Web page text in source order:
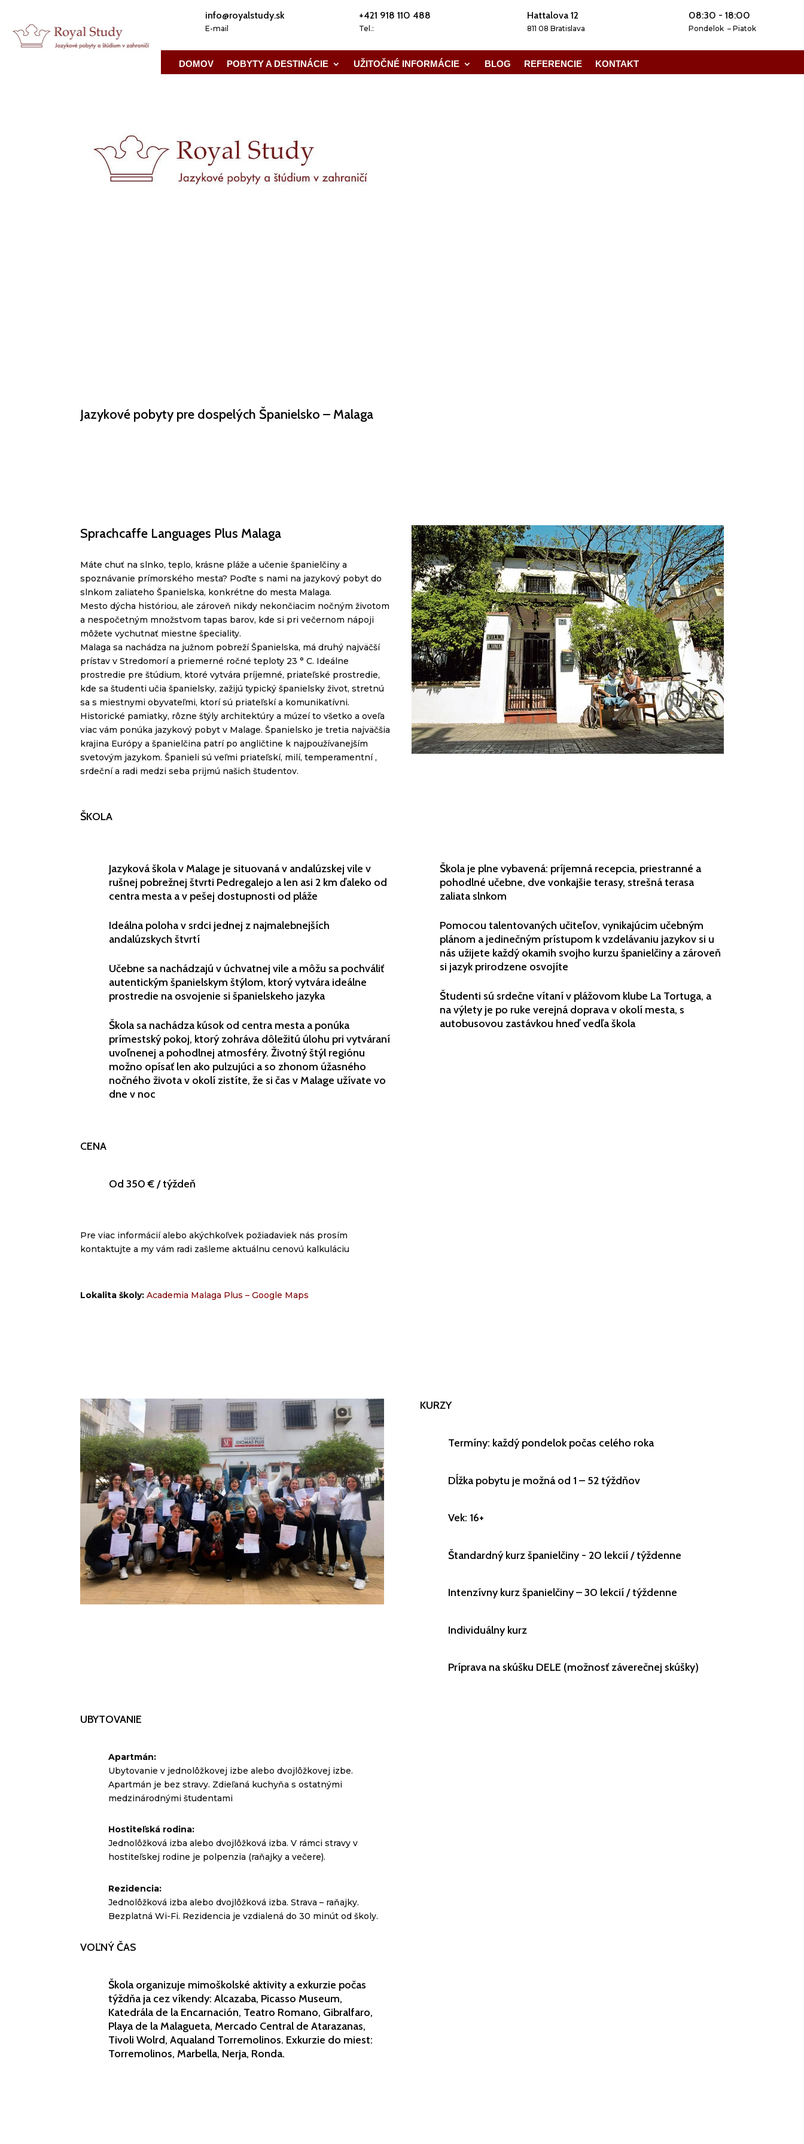
info@royalstudy.sk
E-mail
+421 918 110 488
Tel.:
Hattalova 12
811 08 Bratislava
08:30 - 18:00
Pondelok – Piatok
DOMOV POBYTY A DESTINÁCIE UŽITOČNÉ INFORMÁCIE BLOG REFERENCIE KONTAKT
Jazykové pobyty pre dospelých Španielsko – Malaga
Sprachcaffe Languages Plus Malaga
Máte chuť na slnko, teplo, krásne pláže a učenie španielčiny a
spoznávanie prímorského mesta? Poďte s nami na jazykový pobyt do
slnkom zaliateho Španielska, konkrétnedo mesta Malaga.
Mesto dýcha históriou, ale zároveň nikdy nekončiacim nočným životom
a nespočetným množstvomtapas barov, kde si pri večernom nápoji
môžete vychutnať miestne špeciality.
Malaga sa nachádza na južnom pobreží Španielska, má druhý najväčší
prístav v Stredomorí a priemerné ročné teploty 23 ° C. Ideálne
prostredie pre štúdium, ktoré vytvára príjemné, priateľské prostredie,
kde sa študenti učia španielsky, zažijú typický španielsky život, stretnú
sa s miestnymi obyvateľmi, ktorí sú priateľskí a komunikatívni.
Historické pamiatky, rôzne štýly architektúry a múzeí to všetko a oveľa
viac vám ponúka jazykový pobyt v Malage. Španielsko je tretia najväčšia
krajina Európy a španielčina patrí po angličtine k najpoužívanejším
svetovým jazykom. Španieli sú veľmi priateľskí, milí, temperamentní ,
srdeční a radi medzi seba prijmú našich študentov.
ŠKOLA
Jazyková škola v Malage je situovaná v andalúzskej vile v
rušnej pobrežnej štvrti Pedregalejo a len asi 2 km ďaleko od
centra mesta a v pešej dostupnosti od pláže
Ideálna poloha v srdci jednej z najmalebnejších
andalúzskych štvrtí
Učebne sa nachádzajú v úchvatnej vile a môžu sa pochváliť
autentickým španielskym štýlom, ktorý vytvára ideálne
prostredie na osvojenie si španielskeho jazyka
Škola sa nachádza kúsok od centra mesta a ponúka
prímestský pokoj, ktorý zohráva dôležitú úlohu pri vytváraní
uvoľnenej a pohodlnej atmosféry. Životný štýl regiónu
možno opísať len ako pulzujúci a so zhonom úžasného
nočného života v okolí zistíte, že si čas v Malage užívate vo
dne v noc
Škola je plne vybavená: príjemná recepcia, priestranné a
pohodlné učebne, dve vonkajšie terasy, strešná terasa
zaliata slnkom
Pomocou talentovaných učiteľov, vynikajúcim učebným
plánom a jedinečným prístupom k vzdelávaniu jazykov si u
nás užijete každý okamih svojho kurzu španielčiny a zároveň
si jazyk prirodzene osvojíte
Študenti sú srdečne vítaní v plážovom klube La Tortuga, a
na výlety je po ruke verejná doprava v okolí mesta, s
autobusovou zastávkou hneď vedľa škola
CENA
Od 350 € / týždeň
Pre viac informáciíalebo akýchkoľvek požiadaviek nás prosím
kontaktujte a my vám radi zašleme aktuálnu cenovú kalkuláciu
Lokalita školy: Academia Malaga Plus – Google Maps
KURZY
Termíny: každý pondelok počas celého roka
Dĺžka pobytu je možná od 1 – 52 týždňov
Vek: 16+
Štandardný kurz španielčiny - 20 lekcií / týždenne
Intenzívny kurz španielčiny – 30 lekcií / týždenne
Individuálny kurz
Príprava na skúšku DELE (možnosť záverečnej skúšky)
UBYTOVANIE
Apartmán:
Ubytovanie v jednolôžkovej izbe alebo dvojlôžkovej izbe.
Apartmán je bez stravy. Zdieľaná kuchyňa s ostatnými
medzinárodnými študentami
Hostiteľská rodina:
Jednolôžková izba alebo dvojlôžková izba. V rámci stravy v
hostiteľskej rodine je polpenzia (raňajky a večere).
Rezidencia:
Jednolôžková izba alebo dvojlôžková izba. Strava – raňajky.
Bezplatná Wi-Fi. Rezidencia je vzdialená do 30 minút od školy.
VOĽNÝ ČAS
Škola organizuje mimoškolské aktivity a exkurzie počas
týždňa ja cez víkendy: Alcazaba, Picasso Museum,
Katedrála de la Encarnación, Teatro Romano, Gibralfaro,
Playa de la Malagueta, Mercado Central de Atarazanas,
Tivoli Wolrd, Aqualand Torremolinos. Exkurzie do miest:
Torremolinos, Marbella, Nerja, Ronda.